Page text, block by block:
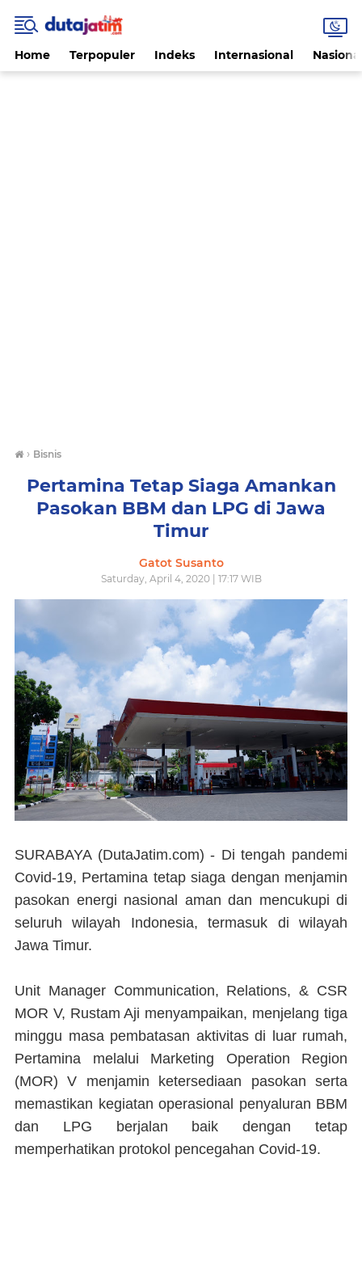
Home Terpopuler Indeks Internasional
› Bisnis
Pertamina Tetap Siaga Amankan
Pasokan BBM dan LPG di Jawa
Timur
Gatot Susanto
Saturday, April 4, 2020 | 17:17 WIB
SURABAYA (DutaJatim.com) - Di tengah pandemi
Covid-19, Pertamina tetap siaga dengan menjamin
pasokan energi nasional aman dan mencukupi di
seluruh wilayah Indonesia, termasuk di wilayah
Jawa Timur.
Unit Manager Communication, Relations, & CSR
MOR V, Rustam Aji menyampaikan, menjelang tiga
minggu masa pembatasan aktivitas di luar rumah,
Pertamina melalui Marketing Operation Region
(MOR) V menjamin ketersediaan pasokan serta
memastikan kegiatan operasional penyaluran BBM
dan LPG berjalan baik dengan tetap
memperhatikan protokol pencegahan Covid-19.